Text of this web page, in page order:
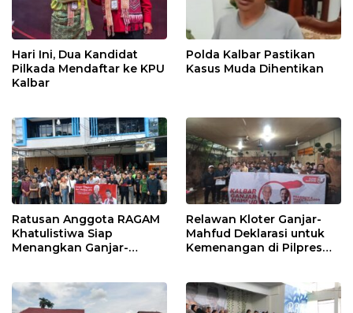
Hari Ini, Dua Kandidat
Pilkada Mendaftar ke KPU
Kalbar
Polda Kalbar Pastikan
Kasus Muda Dihentikan
Ratusan Anggota RAGAM
Khatulistiwa Siap
Menangkan Ganjar-
Relawan Kloter Ganjar-
Mahfud Deklarasi untuk
Kemenangan di Pilpres